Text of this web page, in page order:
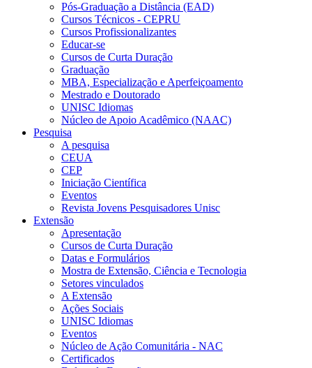
Pós-Graduação a Distância (EAD)
Cursos Técnicos - CEPRU
Cursos Profissionalizantes
Educar-se
Cursos de Curta Duração
Graduação
MBA, Especialização e Aperfeiçoamento
Mestrado e Doutorado
UNISC Idiomas
Núcleo de Apoio Acadêmico (NAAC)
Pesquisa
A pesquisa
CEUA
CEP
Iniciação Científica
Eventos
Revista Jovens Pesquisadores Unisc
Extensão
Apresentação
Cursos de Curta Duração
Datas e Formulários
Mostra de Extensão, Ciência e Tecnologia
Setores vinculados
A Extensão
Ações Sociais
UNISC Idiomas
Eventos
Núcleo de Ação Comunitária - NAC
Certificados